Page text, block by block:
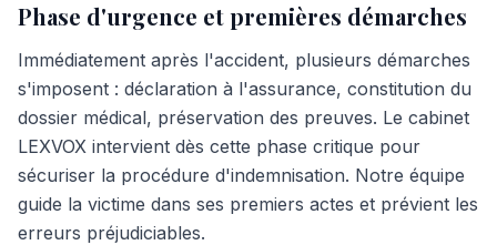
Phase d'urgence et premières démarches
Immédiatement après l'accident, plusieurs démarches
s'imposent : déclaration à l'assurance, constitution du
dossier médical, préservation des preuves. Le cabinet
LEXVOX intervient dès cette phase critique pour
sécuriser la procédure d'indemnisation. Notre équipe
guide la victime dans ses premiers actes et prévient les
erreurs préjudiciables.